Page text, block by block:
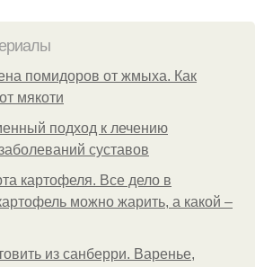
помидоров от жмыха. Как
мякоти
подход к лечению
суставов
картофеля. Все дело в
можно жарить, а какой –
из санберри. Варенье,